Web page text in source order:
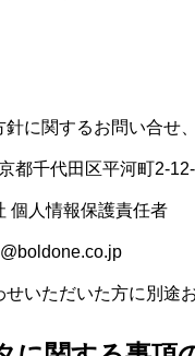
に関するお問い合せ
都千代田区平河町2-
個人情報保護責任者
いただいた方に別途